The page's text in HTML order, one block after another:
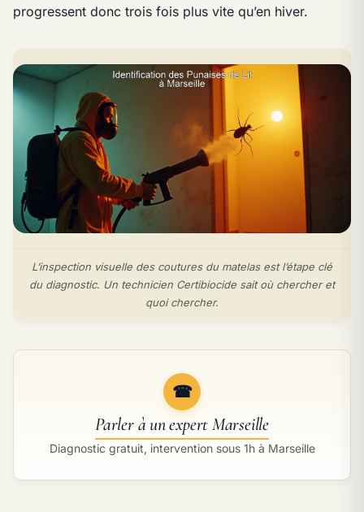
progressent donc trois fois plus vite qu’en hiver.
L’inspection visuelle des coutures du matelas est l’étape clé
du diagnostic. Un technicien Certibiocide sait où chercher et
quoi chercher.
☎
Parler à un expert Marseille
Diagnostic gratuit, intervention sous 1h à Marseille